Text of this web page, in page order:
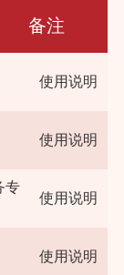
备注
使用说明
使用说明
专
使用说明
使用说明